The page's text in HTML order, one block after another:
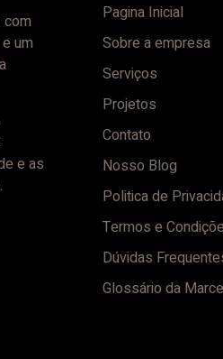
um
e as
Pagina Inicial
Sobre a empresa
Serviços
Projetos
Contato
Nosso Blog
Politica de
Termos e
Dúvidas
Glossário da